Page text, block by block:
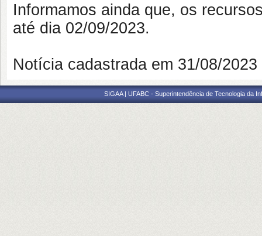
Informamos ainda que, os
até dia 02/09/2023.
Notícia cadastrada em 31/08/
SIGAA | UFABC - Superintendência de Tecnologia da